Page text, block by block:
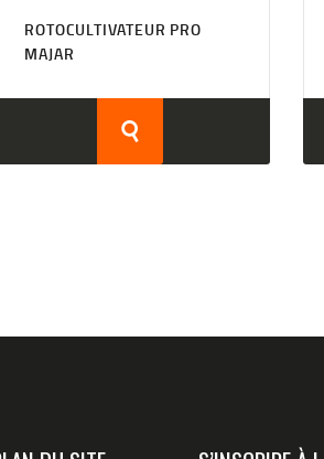
ROTOCULTIVATEUR PRO
MAJAR